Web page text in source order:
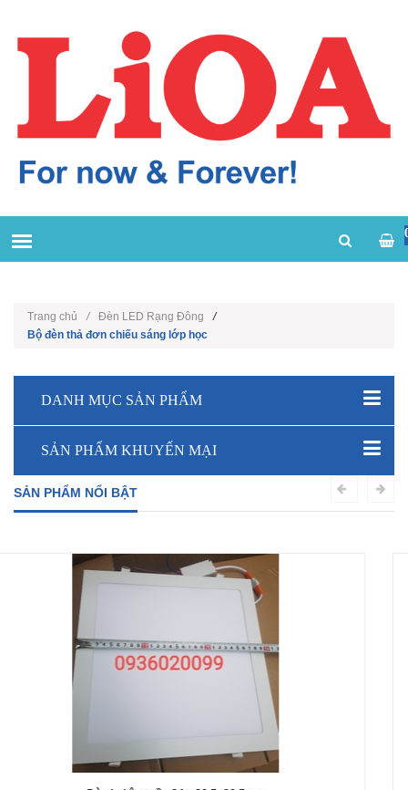
Trang chủ / Đèn LED Rạng Đông
/
Bộ đèn thả đơn chiếu sáng lớp học
DANH MỤC SẢN PHẨM
SẢN PHẨM KHUYẾN MẠI
SẢN PHẨM NỔI BẬT
Đèn âm trần mong 12w lo 155